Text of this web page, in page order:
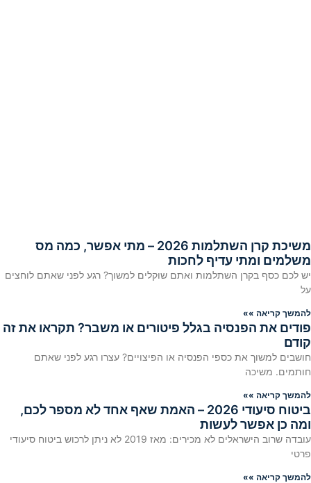
משיכת קרן השתלמות 2026 – מתי אפשר, כמה מס
משלמים ומתי עדיף לחכות
יש לכם כסף בקרן השתלמות ואתם שוקלים למשוך? רגע לפני שאתם לוחצים
על
להמשך קריאה »»
פודים את הפנסיה בגלל פיטורים או משבר? תקראו את זה
קודם
חושבים למשוך את כספי הפנסיה או הפיצויים? עצרו רגע לפני שאתם
חותמים. משיכה
להמשך קריאה »»
ביטוח סיעודי 2026 – האמת שאף אחד לא מספר לכם,
ומה כן אפשר לעשות
עובדה שרוב הישראלים לא מכירים: מאז 2019 לא ניתן לרכוש ביטוח סיעודי
פרטי
להמשך קריאה »»